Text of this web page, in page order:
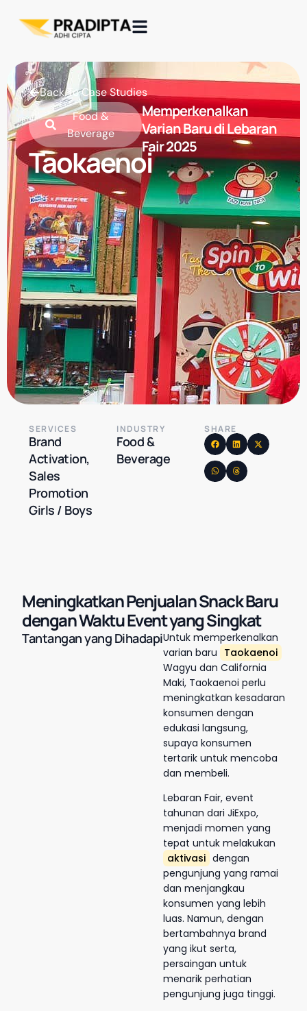
Back To Case Studies
Food &
Beverage
Taokaenoi
Memperkenalkan
Varian Baru di Lebaran
Fair 2025
SERVICES
Brand
Activation,
Sales
Promotion
Girls / Boys
INDUSTRY
Food &
Beverage
SHARE
Meningkatkan Penjualan Snack Baru
dengan Waktu Event yang Singkat
Tantangan yang DihadapiUntuk memperkenalkan
varian baru Taokaenoi
Wagyu dan California
Maki, Taokaenoi perlu
meningkatkan kesadaran
konsumen dengan
edukasi langsung,
supaya konsumen
tertarik untuk mencoba
dan membeli.
Lebaran Fair, event
tahunan dari JiExpo,
menjadi momen yang
tepat untuk melakukan
aktivasi dengan
pengunjung yang ramai
dan menjangkau
konsumen yang lebih
luas. Namun, dengan
bertambahnya brand
yang ikut serta,
persaingan untuk
menarik perhatian
pengunjung juga tinggi.